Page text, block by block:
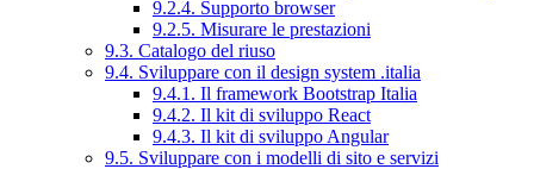
9.2.4. Supporto browser
9.2.5. Misurare le prestazioni
9.3. Catalogo del riuso
9.4. Sviluppare con il design system .italia
9.4.1. Il framework Bootstrap Italia
9.4.2. Il kit di sviluppo React
9.4.3. Il kit di sviluppo Angular
9.5. Sviluppare con i modelli di sito e servizi